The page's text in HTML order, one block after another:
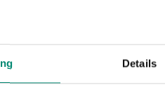
Details
17:30
Voglweg 11